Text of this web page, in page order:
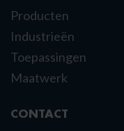
Producten
Industrieën
Toepassingen
Maatwerk
CONTACT